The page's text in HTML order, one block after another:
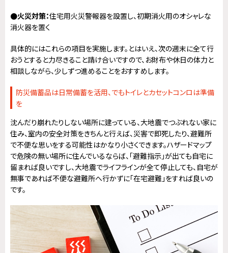
●火災対策：住宅用火災警報器を設置し、初期消火用のオシャレな
消火器を置く
具体的にはこれらの項目を実施します。とはいえ、次の週末に全て行
おうとすると力尽きること請け合いですので、お財布や休日の体力と
相談しながら、少しずつ進めることをおすすめします。
防災備蓄品は日常備蓄を活用、でもトイレとカセットコンロは準備
を
沈んだり崩れたりしない場所に建っている、大地震でつぶれない家に
住み、室内の安全対策をきちんと行えば、災害で即死したり、避難所
で不便な思いをする可能性はかなり小さくできます。ハザードマップ
で危険の無い場所に住んでいるならば、「避難指示」が出ても自宅に
留まれば良いですし、大地震でライフラインが全て停止しても、自宅が
無事であれば不便な避難所へ行かずに「在宅避難」をすれば良いの
です。